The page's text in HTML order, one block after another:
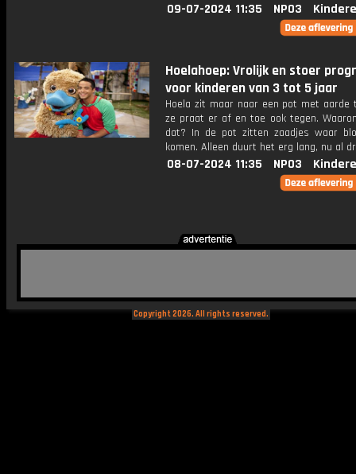
09-07-2024 11:35 NPO3
Hoelahoep: Vrolijk en stoer
voor kinderen van 3 tot 5 jaar
Hoela zit maar naar een pot met aarde
ze praat er af en toe ook tegen.
dat? In de pot zitten zaadjes waar
komen. Alleen duurt het erg lang, nu al
08-07-2024 11:35 NPO3
Copyright 2026. All rights reserved.